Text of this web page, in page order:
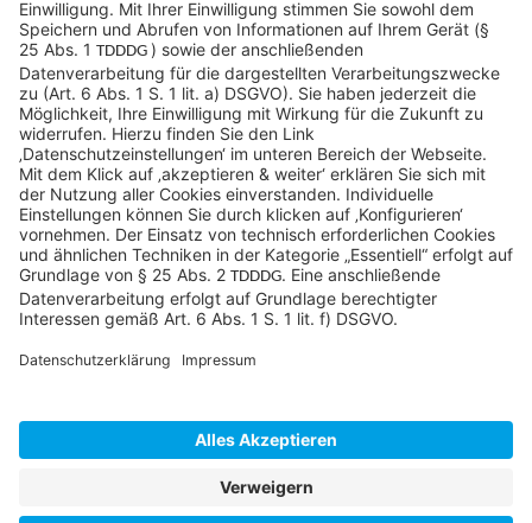
+49 551 490 0
©SYCOR GmbH
Impressum
Datenschutz
Cookies & Tracking